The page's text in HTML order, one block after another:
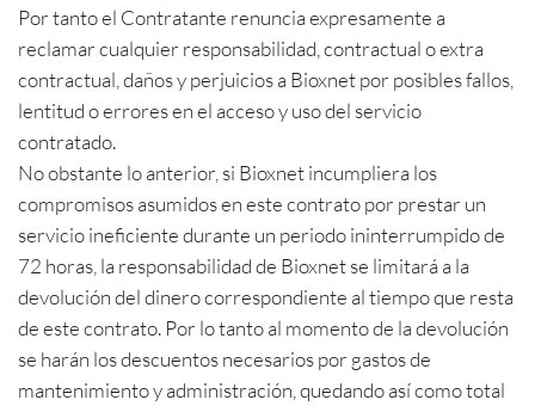
Por tanto el Contratante renuncia expresamente a
reclamar cualquier responsabilidad, contractual o extra
contractual, daños y perjuicios a Bioxnet por posibles fallos,
lentitud o errores en el acceso y uso del servicio
contratado.
No obstante lo anterior, si Bioxnet incumpliera los
compromisos asumidos en este contrato por prestar un
servicio ineficiente durante un periodo ininterrumpido de
72 horas, la responsabilidad de Bioxnet se limitará a la
devolución del dinero correspondiente al tiempo que resta
de este contrato. Por lo tanto al momento de la devolución
se harán los descuentos necesarios por gastos de
mantenimiento y administración, quedando así como total